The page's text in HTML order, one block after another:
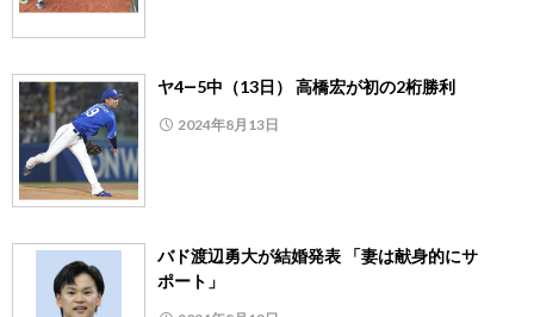
ヤ4―5中（13日） 高橋宏が初の2桁勝利
2024年8月13日
バド渡辺勇大が結婚発表 「妻は献身的にサ
ポート」